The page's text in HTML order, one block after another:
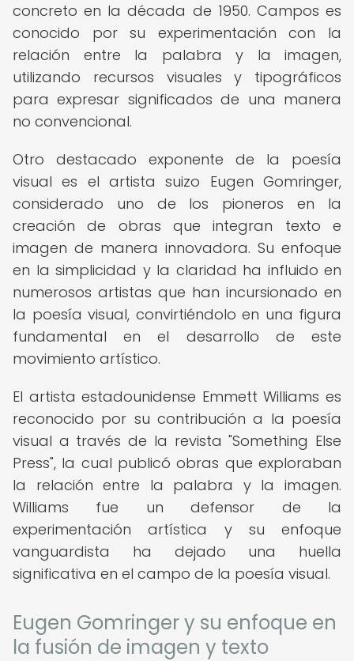
concreto en la década de 1950. Campos es
conocido por su experimentación con la
relación entre la palabra y la imagen,
utilizando recursos visuales y tipográficos
para expresar significados de una manera
no convencional.
Otro destacado exponente de la poesía
visual es el artista suizo Eugen Gomringer,
considerado uno de los pioneros en la
creación de obras que integran texto e
imagen de manera innovadora. Su enfoque
en la simplicidad y la claridad ha influido en
numerosos artistas que han incursionado en
la poesía visual, convirtiéndolo en una figura
fundamental en el desarrollo de este
movimiento artístico.
El artista estadounidense Emmett Williams es
reconocido por su contribución a la poesía
visual a través de la revista "Something Else
Press", la cual publicó obras que exploraban
la relación entre la palabra y la imagen.
Williams fue un defensor de la
experimentación artística y su enfoque
vanguardista ha dejado una huella
significativa en el campo de la poesía visual.
Eugen Gomringer y su enfoque en
la fusión de imagen y texto